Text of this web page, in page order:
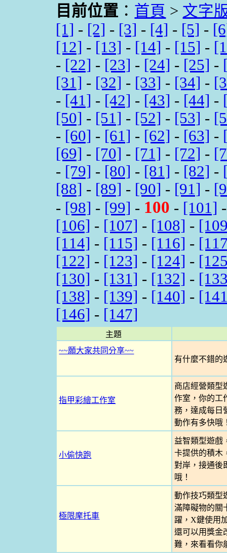
目前位置 ： 首頁 > 文字
[1] - [2] - [3] - [4] - [5] -
[12] - [13] - [14] - [15] -
- [22] - [23] - [24] - [25] -
[31] - [32] - [33] - [34] -
- [41] - [42] - [43] - [44] -
[50] - [51] - [52] - [53] -
- [60] - [61] - [62] - [63] -
[69] - [70] - [71] - [72] -
- [79] - [80] - [81] - [82] -
[88] - [89] - [90] - [91] -
- [98] - [99] - 100 - [101]
[106] - [107] - [108] -
[114] - [115] - [116] -
[122] - [123] - [124] -
[130] - [131] - [132] -
[138] - [139] - [140] -
[146] - [147]
主題
~~願大家共同分享~~
有什麼不錯的
指甲彩繪工作室
商店經營類型
作室，你的工
務，達成每日
動作有多快哦
小偷快跑
益智類型遊戲
卡提供的積木
對岸，接通後
哦！
極限摩托車
動作技巧類型
滿障礙物的關
躍，X鍵使用
還可以用獎金
難，來看看你